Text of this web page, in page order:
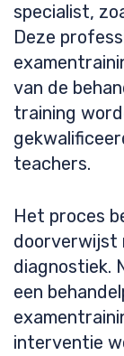
specialist,
Deze
van de
training
teachers.
Het proces
doorverwijst
diagnostiek.
een
interventie